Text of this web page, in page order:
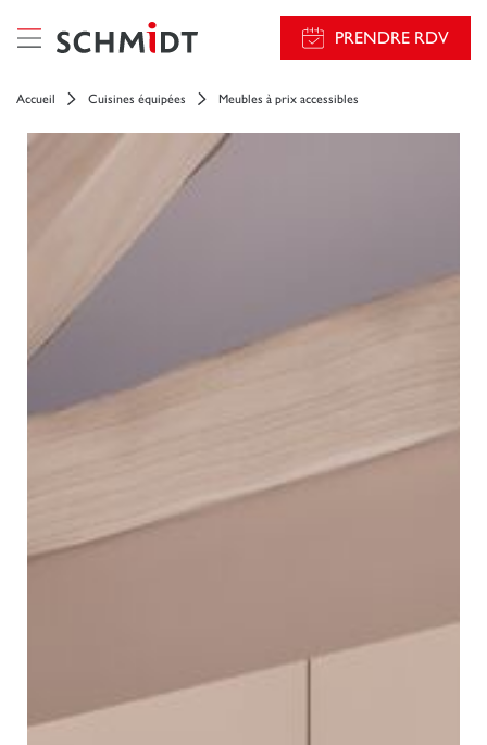
PRENDRE RDV
Accueil Cuisines équipées Meubles à prix accessibles